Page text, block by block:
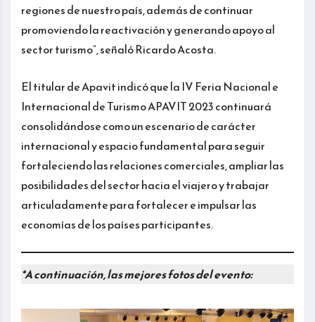
regiones de nuestro país, además de continuar
promoviendo la reactivación y generando apoyo al
sector turismo”, señaló Ricardo Acosta.
El titular de Apavit indicó que la IV Feria Nacional e
Internacional de Turismo APAVIT 2023 continuará
consolidándose como un escenario de carácter
internacional y espacio fundamental para seguir
fortaleciendo las relaciones comerciales, ampliar las
posibilidades del sector hacia el viajero y trabajar
articuladamente para fortalecer e impulsar las
economías de los países participantes.
*A continuación, las mejores fotos del evento: